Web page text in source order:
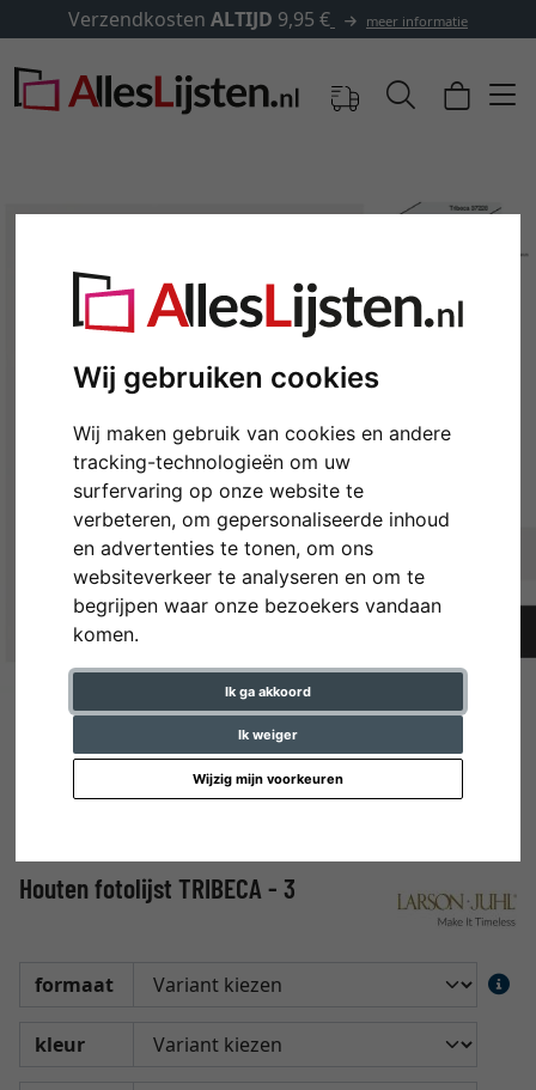
Wij gebruiken cookies
Wij maken gebruik van cookies en andere
tracking-technologieën om uw
surfervaring op onze website te
verbeteren, om gepersonaliseerde inhoud
en advertenties te tonen, om ons
websiteverkeer te analyseren en om te
begrijpen waar onze bezoekers vandaan
komen.
Ik ga akkoord
Ik weiger
Wijzig mijn voorkeuren
meer informatie ✓500.000 artikelen om uit
Terug
Houten fotolijst TRIBECA - 3
formaat
kleur